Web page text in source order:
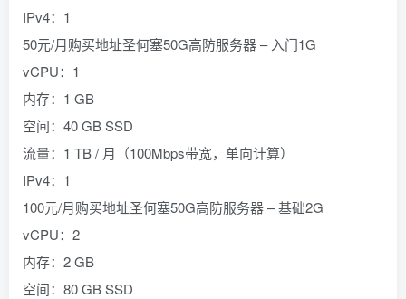
IPv4：1
50元/月购买地址圣何塞50G高防服务器 – 入门1G
vCPU：1
内存：1 GB
空间：40 GB SSD
流量：1 TB / 月（100Mbps带宽，单向计算）
IPv4：1
100元/月购买地址圣何塞50G高防服务器 – 基础2G
vCPU：2
内存：2 GB
空间：80 GB SSD